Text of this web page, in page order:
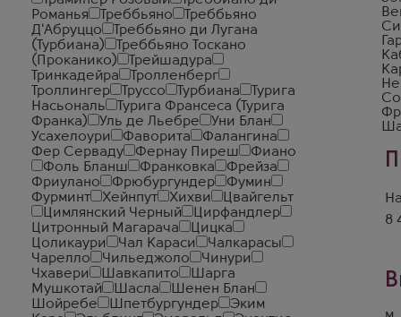
Романья
Треббьяно
Треббьяно
Д'Абруццо
Треббьяно ди Лугана
(Турбиана)
Треббьяно Тоскано
(Проканико)
Трейшадура
Тринкадейра
Тролленберг
Троллингер
Труссо Турбиана
Турига
Насьональ
Турига Франсеса (Турига
Франка)
Уль де Льебре
Уни Блан
Усахелоури
Фаворита
Фалангина
Фер Серваду
Фернау Пиреш
Фиано
Фоль Бланш
Франковка
Фрейза
Фриулано
Фрюбургундер
Фумин
Фурминт
Хейнпут Хихви
Цвайгельт
Цимлянский Черный
Цирфандлер
Цитронный Магарача
Цицка
Цоликаури
Чал Караси
Чалкарасы
Чарелло
Чильеджоло
Чинури
Чхавери
Шавкапито
Шарга
Мушкотай
Шасла
Шенен Блан
Шойребе
Шпетбургундер
Эким
8